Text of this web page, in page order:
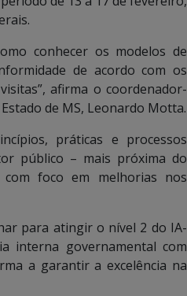
conhecer os modelos de
de acordo com os
afirma o coordenador-
de MS, Leonardo Motta.
práticas e processos
público – mais próxima do
foco em melhorias nos
para atingir o nível 2 do IA-
interna governamental com
a garantir a excelência na